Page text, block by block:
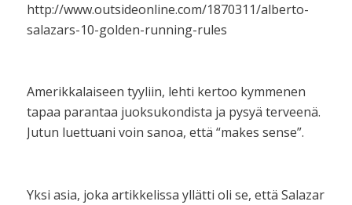
http://www.outsideonline.com/1870311/alberto-
salazars-10-golden-running-rules
Amerikkalaiseen tyyliin, lehti kertoo kymmenen
tapaa parantaa juoksukondista ja pysyä terveenä.
Jutun luettuani voin sanoa, että “makes sense”.
Yksi asia, joka artikkelissa yllätti oli se, että Salazar